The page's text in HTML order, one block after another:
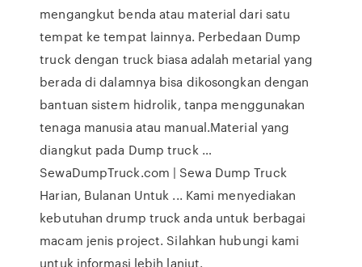
mengangkut benda atau material dari satu
tempat ke tempat lainnya. Perbedaan Dump
truck dengan truck biasa adalah metarial yang
berada di dalamnya bisa dikosongkan dengan
bantuan sistem hidrolik, tanpa menggunakan
tenaga manusia atau manual.Material yang
diangkut pada Dump truck …
SewaDumpTruck.com | Sewa Dump Truck
Harian, Bulanan Untuk ... Kami menyediakan
kebutuhan drump truck anda untuk berbagai
macam jenis project. Silahkan hubungi kami
untuk informasi lebih lanjut.